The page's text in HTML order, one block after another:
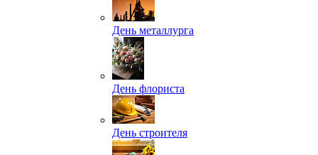
День металлурга
День флориста
День строителя